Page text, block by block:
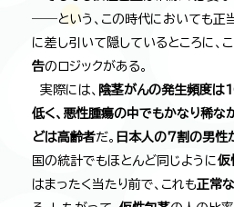
――という、この時代においても正
に差し引いて隠しているところに、
告のロジックがある。
実際には、 陰茎がんの発生頻度は
低く、悪性腫瘍の中でもかなり稀な
どは高齢者だ。 日本人の7割の男性
国の統計でもほとんど同じように仮
はまったく当たり前で、これも 正常